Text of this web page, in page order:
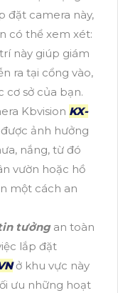
đặt camera này,
có thể xem xét:
này giúp giám
ra tại cổng vào,
sở của bạn.
Kbvision KX-
ảnh hưởng
nắng, từ đó
vườn hoặc hồ
một cách an
tưởngan toàn
lắp đặt
ở khu vực này
ưu những hoạt